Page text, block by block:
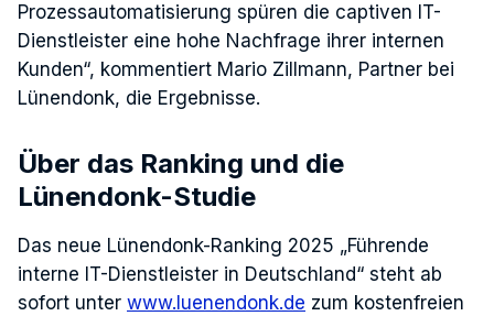
Prozessautomatisierung spüren die captiven IT-
Dienstleister eine hohe Nachfrage ihrer internen
Kunden“, kommentiert Mario Zillmann, Partner bei
Lünendonk, die Ergebnisse.
Über das Ranking und die
Lünendonk-Studie
Das neue Lünendonk-Ranking 2025 „Führende
interne IT-Dienstleister in Deutschland“ steht ab
sofort unter www.luenendonk.de zum kostenfreien